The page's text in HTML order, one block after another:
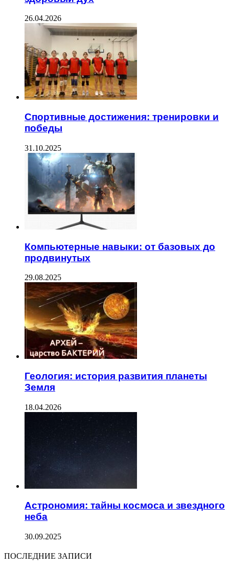
26.04.2026
Спортивные достижения: тренировки и
победы
31.10.2025
Компьютерные навыки: от базовых до
продвинутых
29.08.2025
Геология: история развития планеты
Земля
18.04.2026
Астрономия: тайны космоса и звездного
неба
30.09.2025
ПОСЛЕДНИЕ ЗАПИСИ